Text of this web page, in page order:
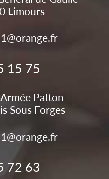
Limours
15 75
Patton
Sous Forges
72 63